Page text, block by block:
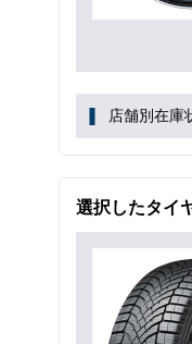
店舗別在庫
選択したタイ